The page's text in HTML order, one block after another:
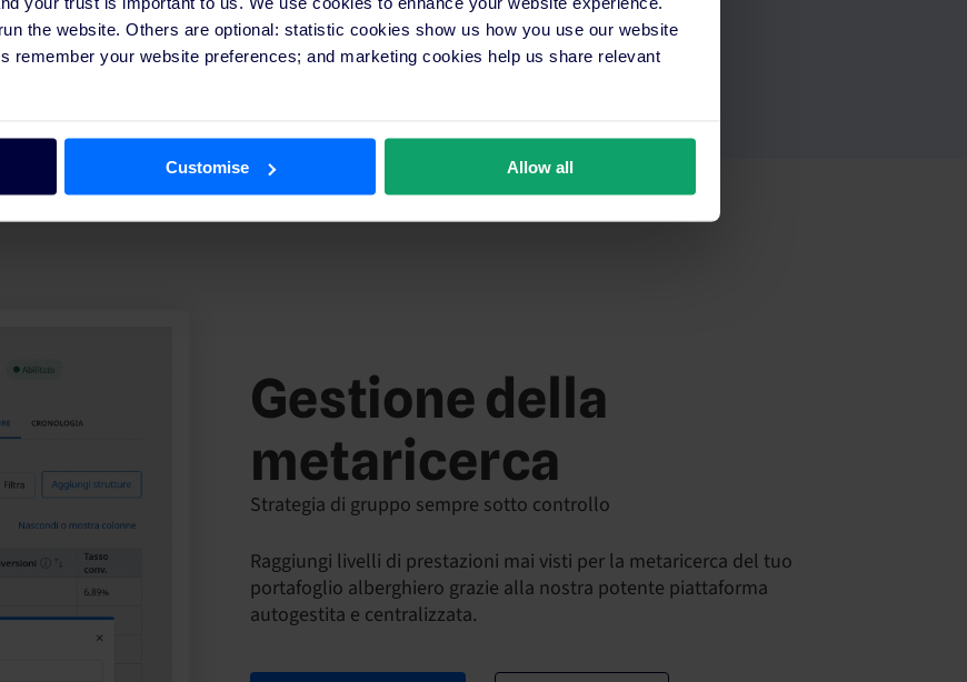
the website. Others are optional: statistic cookies show us how you use our website
remember your website preferences; and marketing cookies help us share relevant
Customise Allow all
Gestione della
metaricerca
Strategia di gruppo sempre sotto controllo
Raggiungi livelli di prestazioni mai visti per la metaricerca del tuo
portafoglio alberghiero grazie alla nostra potente piattaforma
autogestita e centralizzata.